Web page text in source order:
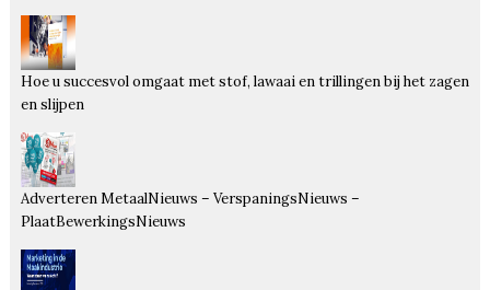
Hoe u succesvol omgaat met stof, lawaai en trillingen bij het zagen
en slijpen
Adverteren MetaalNieuws – VerspaningsNieuws –
PlaatBewerkingsNieuws